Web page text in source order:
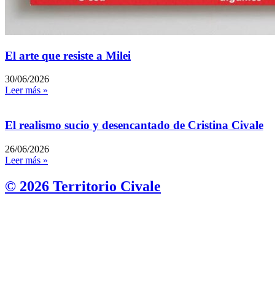
El arte que resiste a Milei
30/06/2026
Leer más »
El realismo sucio y desencantado de Cristina Civale
26/06/2026
Leer más »
© 2026 Territorio Civale